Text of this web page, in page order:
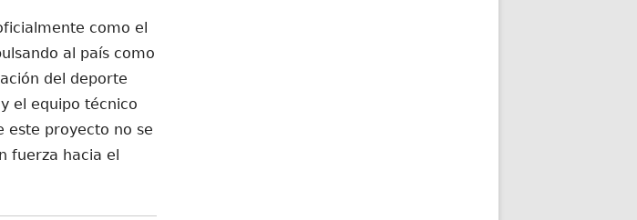
como el
al país como
del deporte
el equipo técnico
este proyecto no se
fuerza hacia el